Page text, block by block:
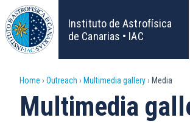
Skip
to
main
content
Instituto de Astrofísica
de Canarias • IAC
Breadcrumb
Home Outreach Multimedia gallery Media
Multimedia